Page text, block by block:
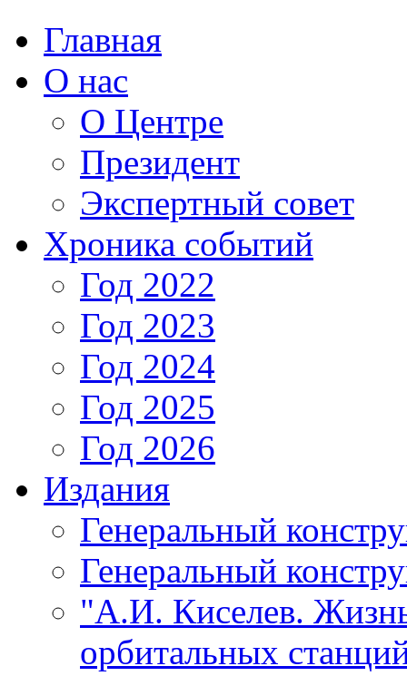
Главная
О нас
О Центре
Президент
Экспертный совет
Хроника событий
Год 2022
Год 2023
Год 2024
Год 2025
Год 2026
Издания
Генеральный
Генеральный
"А.И. Киселев.
орбитальных